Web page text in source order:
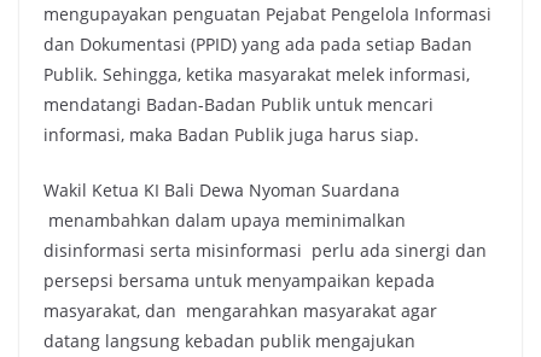
mengupayakan penguatan Pejabat Pengelola Informasi
dan Dokumentasi (PPID) yang ada pada setiap Badan
Publik. Sehingga, ketika masyarakat melek informasi,
mendatangi Badan-Badan Publik untuk mencari
informasi, maka Badan Publik juga harus siap.
Wakil Ketua KI Bali Dewa Nyoman Suardana
menambahkan dalam upaya meminimalkan
disinformasi serta misinformasi perlu ada sinergi dan
persepsi bersama untuk menyampaikan kepada
masyarakat, dan mengarahkan masyarakat agar
datang langsung kebadan publik mengajukan